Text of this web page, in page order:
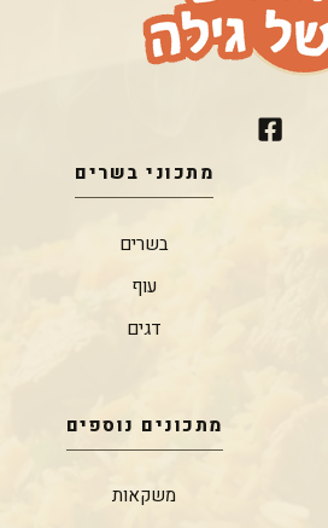
מתכוני בשרים
בשרים
עוף
דגים
מתכונים נוספים
משקאות